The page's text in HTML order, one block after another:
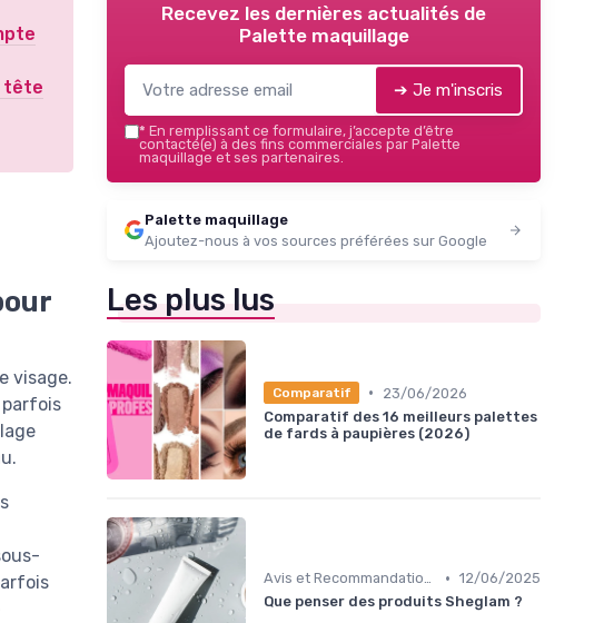
tête
visage.
Recevez les dernières actualités de
Palette maquillage
➔ Je m'inscris
* En remplissant ce formulaire, j’accepte d’être
contacté(e) à des fins commerciales par Palette
maquillage et ses partenaires.
Palette maquillage
Ajoutez-nous à vos sources préférées sur Google
Les plus lus
Comparatif •
23/06/2026
Comparatif des 16 meilleurs palettes
de fards à paupières (2026)
Avis et Recommandations de Produits • 12/06/2025
Que penser des produits Sheglam ?